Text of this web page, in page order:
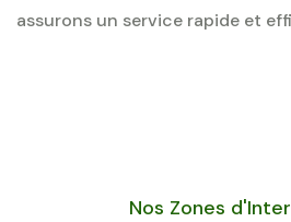
assurons un service rapide et
Nos Zones